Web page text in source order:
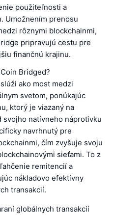
použiteľnosti a
Umožnením prenosu
rôznymi blockchainmi,
pripravujú cestu pre
finančnú krajinu.
Bridged?
ako most medzi
svetom, ponúkajúc
ktorý je viazaný na
svojho natívneho náprotivku
navrhnutý pre
čím zvyšuje svoju
sieťami. To z
remitencií a
nákladovo efektívny
transakcií.
globálnych transakcií